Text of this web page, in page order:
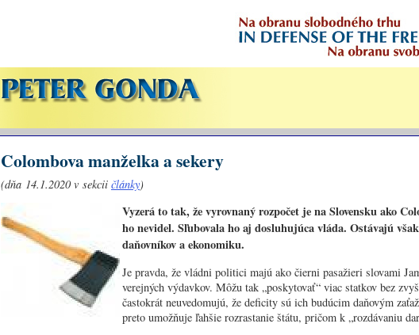
Colombova manželka a sekery
(dňa 14.1.2020 v sekcii články)
Vyzerá to tak, že vyrovnaný rozpočet je na Slovensku ako
ho nevidel. Sľubovala ho aj dosluhujúca vláda. Ostávajú
daňovníkov a ekonomiku.
Je pravda, že vládni politici majú ako čierni pasažieri slovami
verejných výdavkov. Môžu tak „poskytovať“ viac statkov bez
častokrát neuvedomujú, že deficity sú ich budúcim daňovým
preto umožňuje ľahšie rozrastanie štátu, pričom k „rozdávaniu